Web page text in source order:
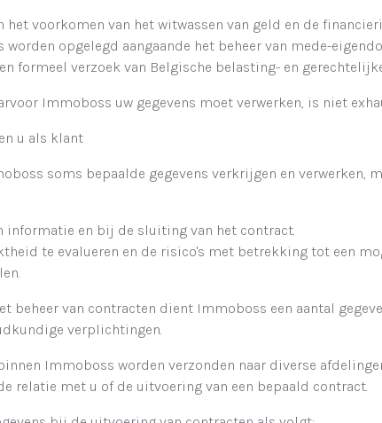
voorkomen van het witwassen van geld en de
opgelegd aangaande het beheer van mede-
formeel verzoek van Belgische belasting- en
Immoboss uw gegevens moet verwerken, is niet
u als klant
soms bepaalde gegevens verkrijgen en verwerken,
informatie en bij de sluiting van het contract.
te evalueren en de risico's met betrekking tot een
beheer van contracten dient Immoboss een aantal
verplichtingen.
Immoboss worden verzonden naar diverse
relatie met u of de uitvoering van een bepaald contract.